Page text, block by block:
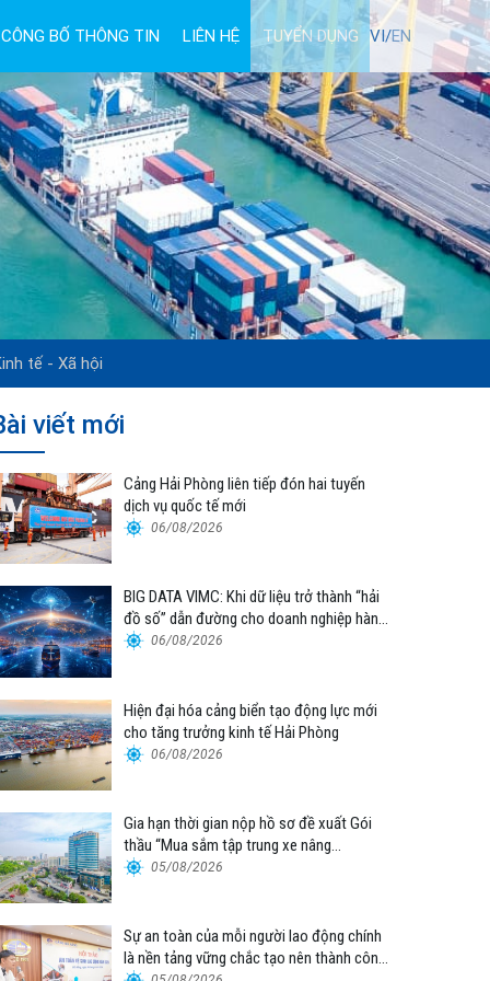
CÔNG BỐ THÔNG TIN LIÊN HỆ TUYỂN DỤNG VI/EN
tế - Xã hội
viết mới
Cảng Hải Phòng liên tiếp đón hai tuyến
dịch vụ quốc tế mới
06/08/2026
BIG DATA VIMC: Khi dữ liệu trở thành “hải
đồ số” dẫn đường cho doanh nghiệp hàng
hải 06/08/2026
Hiện đại hóa cảng biển tạo động lực mới
cho tăng trưởng kinh tế Hải Phòng
06/08/2026
Gia hạn thời gian nộp hồ sơ đề xuất Gói
thầu “Mua sắm tập trung xe nâng
container thuộc Tổng công ty Hàng hải
05/08/2026
Sự an toàn của mỗi người lao động chính
là nền tảng vững chắc tạo nên thành công